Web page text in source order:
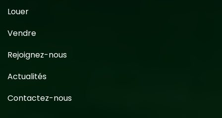
Louer
Vendre
Rejoignez-nous
Actualités
Contactez-nous